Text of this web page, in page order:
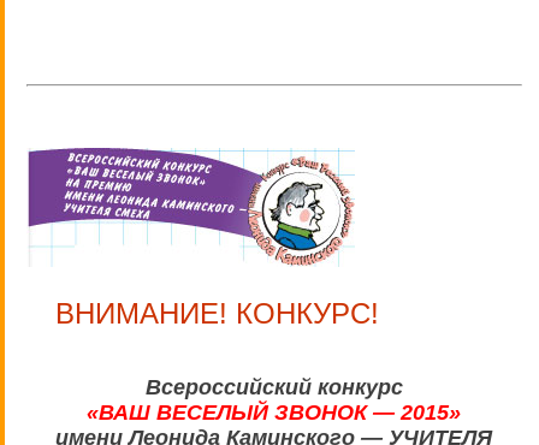
ВНИМАНИЕ! КОНКУРС!
Всероссийский конкурс
«ВАШ ВЕСЕЛЫЙ ЗВОНОК — 2015»
имени Леонида Каминского — УЧИТЕЛЯ